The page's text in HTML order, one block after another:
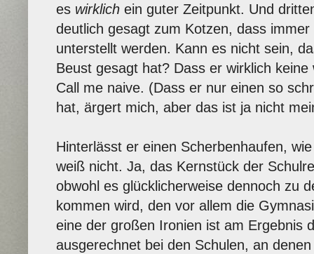
es wirklich ein guter Zeitpunkt. Und
deutlich gesagt zum Kotzen, dass
unterstellt werden. Kann es nicht sein,
Beust gesagt hat? Dass er wirklich
Call me naive. (Dass er nur einen so
hat, ärgert mich, aber das ist ja nicht
Hinterlässt er einen Scherbenhaufen,
weiß nicht. Ja, das Kernstück der
obwohl es glücklicherweise dennoch zu
kommen wird, den vor allem die
eine der großen Ironien ist am Ergebnis
ausgerechnet bei den Schulen, an